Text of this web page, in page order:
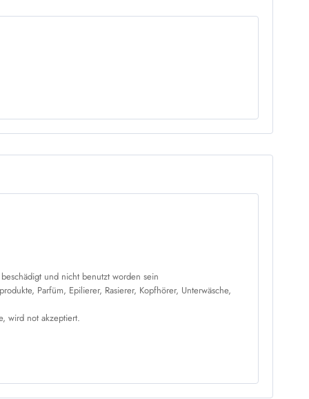
und nicht benutzt worden sein
Parfüm, Epilierer, Rasierer, Kopfhörer, Unterwäsche,
wird not akzeptiert.